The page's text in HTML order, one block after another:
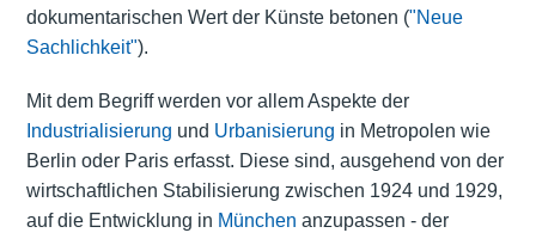
dokumentarischen Wert der Künste betonen ("Neue
Sachlichkeit").
Mit dem Begriff werden vor allem Aspekte der
Industrialisierung und Urbanisierung in Metropolen wie
Berlin oder Paris erfasst. Diese sind, ausgehend von der
wirtschaftlichen Stabilisierung zwischen 1924 und 1929,
auf die Entwicklung in München anzupassen - der